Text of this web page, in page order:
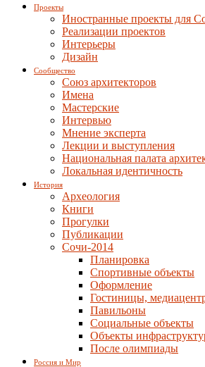
Проекты
Иностранные проекты для
Реализации проектов
Интерьеры
Дизайн
Сообщество
Союз архитекторов
Имена
Мастерские
Интервью
Мнение эксперта
Лекции и выступления
Национальная палата
Локальная идентичность
История
Археология
Книги
Прогулки
Публикации
Сочи-2014
Планировка
Спортивные объекты
Оформление
Гостиницы,
Павильоны
Социальные объекты
Объекты
После олимпиады
Россия и Мир